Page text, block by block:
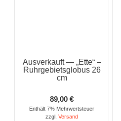
Ausverkauft — „Ette“ –
Ruhrgebietsglobus 26
cm
89,00€
Enthält 7% Mehrwertsteuer
zzgl.Versand